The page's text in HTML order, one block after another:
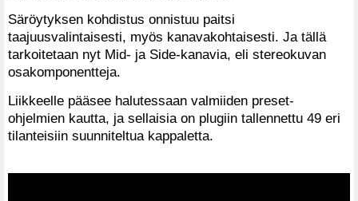
Säröytyksen kohdistus onnistuu paitsi
taajuusvalintaisesti, myös kanavakohtaisesti. Ja tällä
tarkoitetaan nyt Mid- ja Side-kanavia, eli stereokuvan
osakomponentteja.
Liikkeelle pääsee halutessaan valmiiden preset-
ohjelmien kautta, ja sellaisia on plugiin tallennettu 49 eri
tilanteisiin suunniteltua kappaletta.